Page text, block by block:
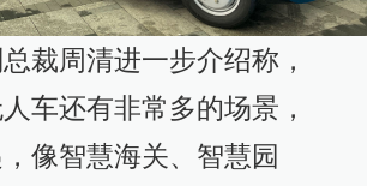
裁周清进一步介绍称，
车还有非常多的场景，
像智慧海关、智慧园